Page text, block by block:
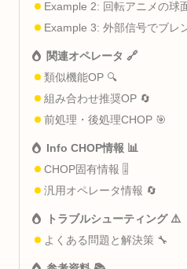
Example 2: 回転アニメの球
Example 3: 外部信号でブレ
関連オペレータ 🔗
類似機能OP 🔍
組み合わせ推奨OP 🔄
前処理・後処理CHOP 🎯
Info CHOP情報 📊
CHOP固有情報 🎚️
汎用オペレータ情報 🔄
トラブルシューティング ⚠️
よくある問題と解決策 🔧